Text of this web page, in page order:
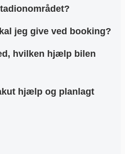
jeg give ved booking?
hvilken hjælp bilen
hjælp og planlagt